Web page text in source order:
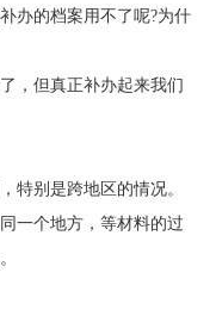
办的档案用不了呢?为什
，但真正补办起来我们
特别是跨地区的情况。
一个地方，等材料的过